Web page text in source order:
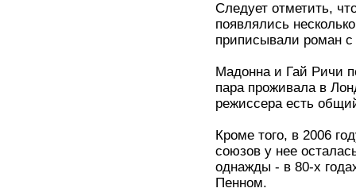
Следует отметить,
появлялись
приписывали роман
Мадонна и Гай Ричи
пара проживала в
режиссера есть
Кроме того, в 2006
союзов у нее
однажды - в 80-х
Пенном.